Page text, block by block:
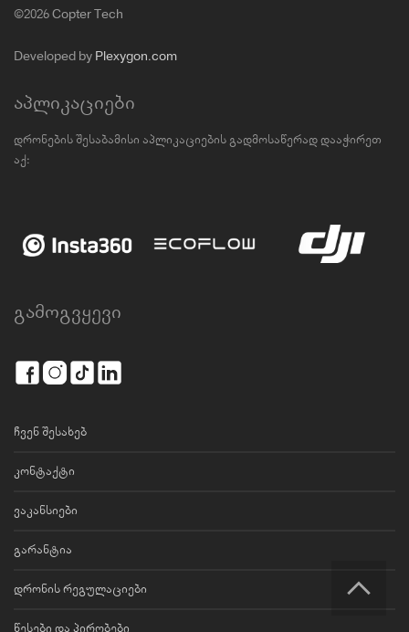
©2026 Copter Tech
Developed by Plexygon.com
აპლიკაციები
დრონების შესაბამისი აპლიკაციების გადმოსაწერად დააჭირეთ
აქ:
გამოგვყევი
ჩვენ შესახებ
კონტაქტი
ვაკანსიები
გარანტია
დრონის რეგულაციები
წესები და პირობები